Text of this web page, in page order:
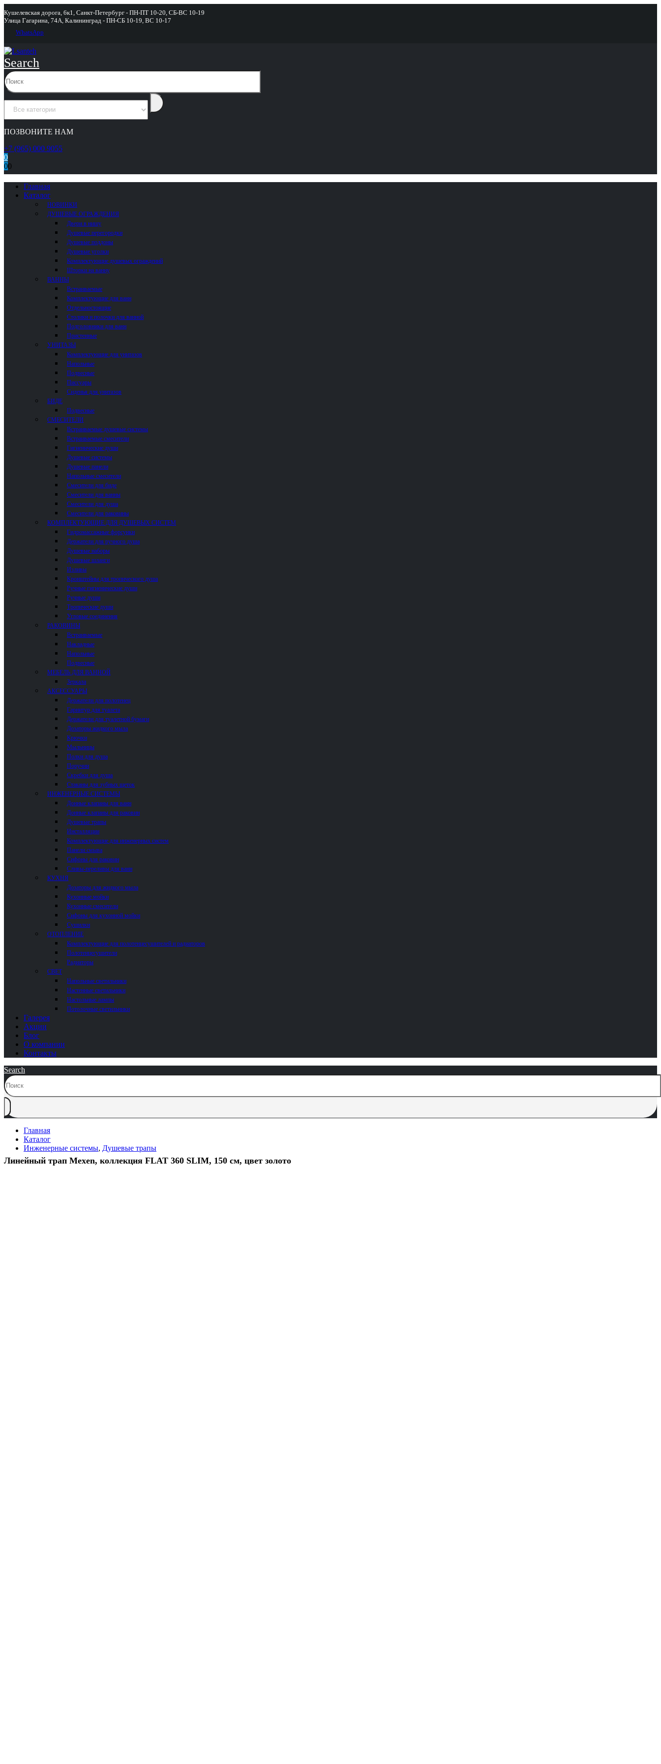
Кушелевская дорога, 6к1, Санкт-Петербург - ПН-ПТ 10-20, СБ-ВС 10-19
Улица Гагарина, 74А, Калининград - ПН-СБ 10-19, ВС 10-17
WhatsApp
Search
ПОЗВОНИТЕ НАМ
+7 (965) 000 9055
0
00
Главная
Каталог
НОВИНКИ
ДУШЕВЫЕ ОГРАЖДЕНИЯ
Двери в нишу
Душевые перегородки
Душевые поддоны
Душевые уголки
Комплектующие душевых ограждений
Шторки на ванну
ВАННЫ
Встраиваемые
Комплектующие для ванн
Отдельностоящие
Столики и полочки для ванной
Подголовники для ванн
Пристенные
УНИТАЗЫ
Комплектующие для унитазов
Напольные
Подвесные
Писсуары
Сиденья для унитазов
БИДЕ
Подвесные
СМЕСИТЕЛИ
Встраиваемые душевые системы
Встраиваемые смесители
Гигиенические души
Душевые системы
Душевые панели
Напольные смесители
Смесители для биде
Смесители для ванны
Смесители для душа
Смесители для раковины
КОМПЛЕКТУЮЩИЕ ДЛЯ ДУШЕВЫХ СИСТЕМ
Гидромассажные форсунки
Держатели для ручного душа
Душевые наборы
Душевые шланги
Изливы
Кронштейны для тропического душа
Ручные гигиенические души
Ручные души
Тропические души
Угловые соединения
РАКОВИНЫ
Встраиваемые
Накладные
Напольные
Подвесные
МЕБЕЛЬ ДЛЯ ВАННОЙ
Зеркала
АКСЕССУАРЫ
Держатели для полотенец
Гарнитур для туалета
Держатели для туалетной бумаги
Дозаторы жидкого мыла
Крючки
Мыльницы
Полки для душа
Поручни
Скребки для душа
Стаканы для зубных щеток
ИНЖЕНЕРНЫЕ СИСТЕМЫ
Донные клапаны для ванн
Донные клапаны для раковин
Душевые трапы
Инсталляции
Комплектующие для инженерных систем
Панели смыва
Сифоны для раковин
Сливы-переливы для ванн
КУХНЯ
Дозаторы для жидкого мыла
Кухонные мойки
Кухонные смесители
Сифоны для кухонной мойки
Сушилки
ОТОПЛЕНИЕ
Комплектующие для полотенцесушителей и радиаторов
Полотенцесушители
Радиаторы
СВЕТ
Напольные светильники
Настенные светильники
Настольные лампы
Потолочные светильники
Галерея
Акции
Блог
О компании
Контакты
Search
Главная
Каталог
Инженерные системы, Душевые трапы
Линейный трап Mexen, коллекция FLAT 360 SLIM, 150 см, цвет золото